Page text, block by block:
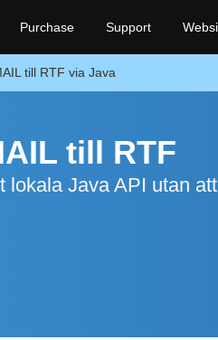
Purchase Support
till RTF via Java
till RTF
Java API utan